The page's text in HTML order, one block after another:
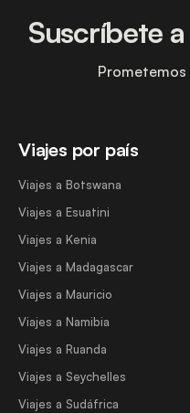
Viajes por país
Viajes a Botswana
Viajes a Esuatini
Viajes a Kenia
Viajes a Madagascar
Viajes a Mauricio
Viajes a Namibia
Viajes a Ruanda
Viajes a Seychelles
Viajes a Sudáfrica
Suscríbete